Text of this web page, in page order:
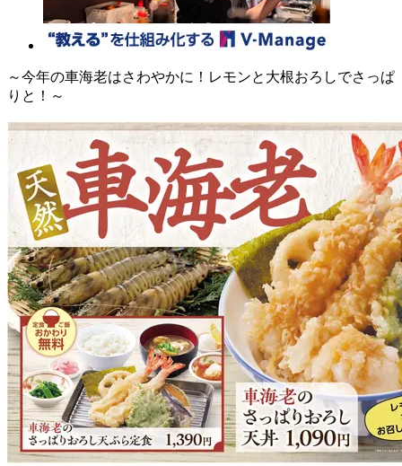
～今年の車海老はさわやかに！レモンと大根おろしでさっぱ
りと！～